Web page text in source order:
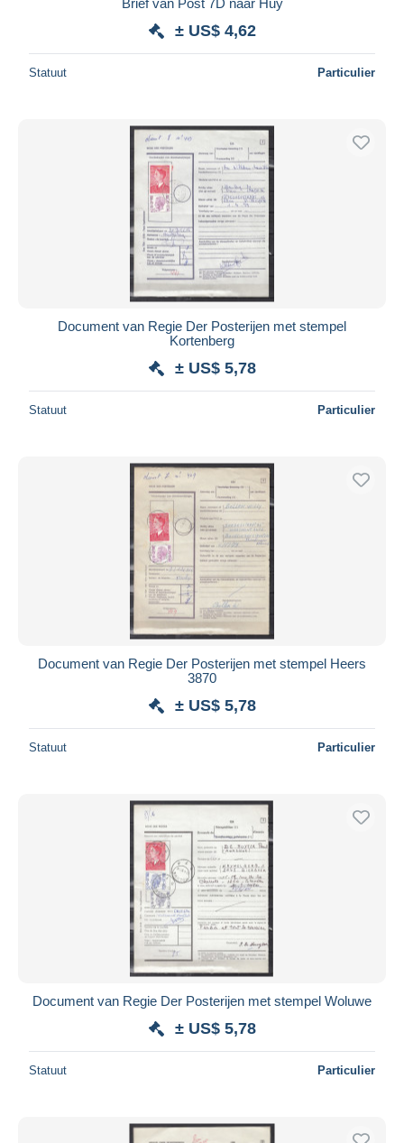
± US$ 4,62
Statuut Particulier
Document van Regie Der Posterijen met stempel
Kortenberg
± US$ 5,78
Statuut Particulier
Document van Regie Der Posterijen met stempel Heers
3870
± US$ 5,78
Statuut Particulier
Document van Regie Der Posterijen met stempel Woluwe
± US$ 5,78
Statuut Particulier